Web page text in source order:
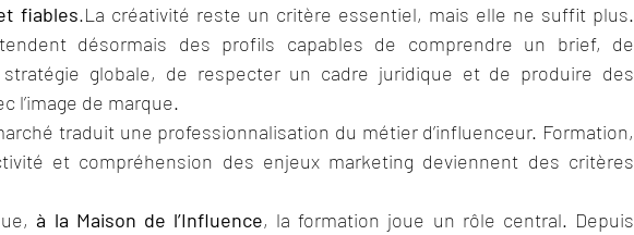
fiables.La créativité reste un critère essentiel, mais elle ne suffit plus.
désormais des profils capables de comprendre un brief, de
stratégie globale, de respecter un cadre juridique et de produire des
l’image de marque.
traduit une professionnalisation du métier d’influenceur. Formation,
et compréhension des enjeux marketing deviennent des critères
à la Maison de l’Influence, la formation joue un rôle central. Depuis